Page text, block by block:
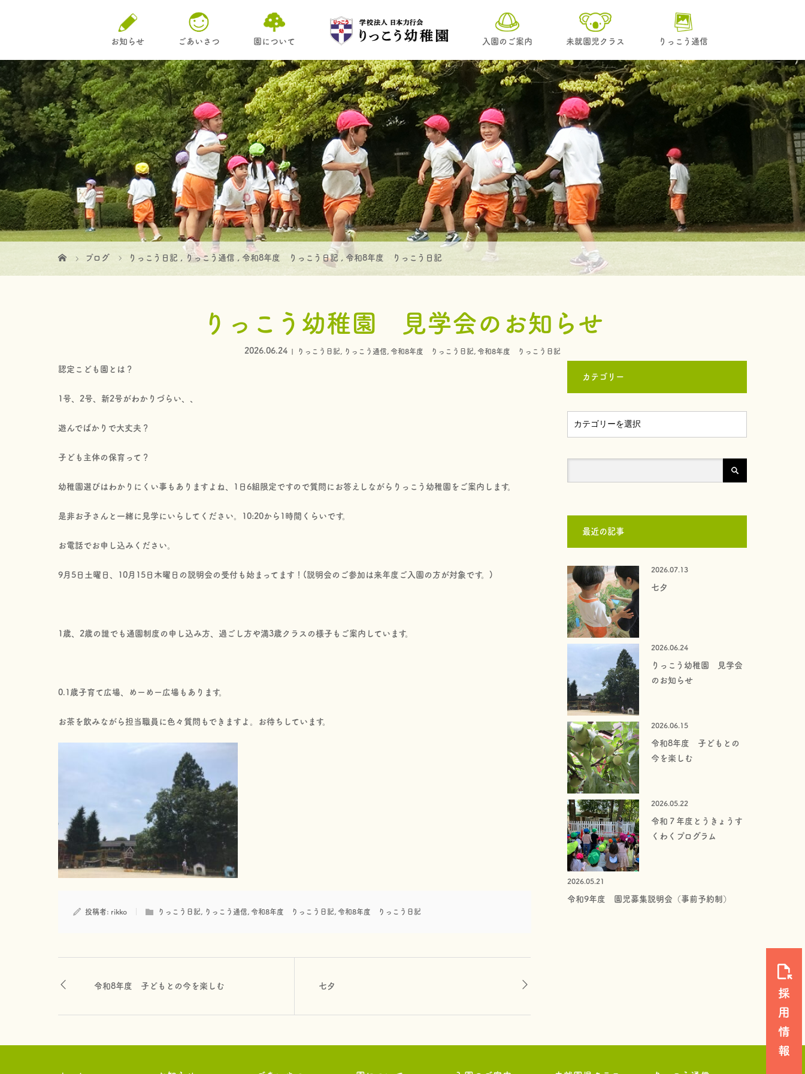
お知らせ ごあいさつ 園について 入園のご案内 未就園児クラス りっこう通信
ブログ りっこう日記 , りっこう通信 , 令和8年度 りっこう日記 , 令和8年度 りっこう日記
りっこう幼稚園 見学会のお知らせ
2026.06.24 りっこう日記 りっこう通信 令和8年度 りっこう日記 令和8年度 りっこう日記
認定こども園とは？
1号、2号、新2号がわかりづらい、、
遊んでばかりで大丈夫？
子ども主体の保育って？
幼稚園選びはわかりにくい事もありますよね、1日6組限定ですので質問にお答えしながらりっこう幼稚園をご案内します。
是非お子さんと一緒に見学にいらしてください。10:20から1時間くらいです。
お電話でお申し込みください。
9月5日土曜日、10月15日木曜日の説明会の受付も始まってます！(説明会のご参加は来年度ご入園の方が対象です。)
1歳、2歳の誰でも通園制度の申し込み方、過ごし方や満3歳クラスの様子もご案内しています。
0.1歳子育て広場、めーめー広場もあります。
お茶を飲みながら担当職員に色々質問もできますよ。お待ちしています。
投稿者: rikko りっこう日記 りっこう通信 令和8年度 りっこう日記 令和8年度 りっこう日記
令和8年度 子どもとの今を楽しむ 七夕
カテゴリー
最近の記事
2026.07.13
七夕
2026.06.24
りっこう幼稚園 見学会
のお知らせ
2026.06.15
令和8年度 子どもとの
今を楽しむ
2026.05.22
令和７年度とうきょうす
くわくプログラム
2026.05.21
令和9年度 園児募集説明会（事前予約制）